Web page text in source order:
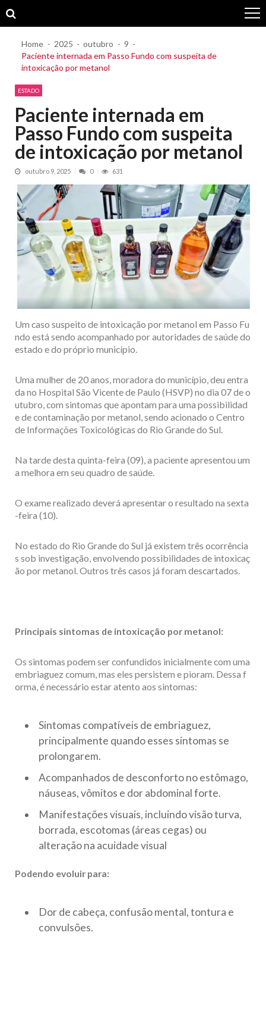
to
to
Home 2025 outubro
9
Paciente internada em Passo Fundo com suspeita de
intoxicação por metanol
ESTADO
Paciente internada em
Passo Fundo com suspeita
de intoxicação por metanol
outubro 9, 2025 0 631
Um caso suspeito de intoxicação por metanol em Passo Fu
ndo está sendo acompanhado por autoridades de saúde do
estado e do próprio município.
Uma mulher de 20 anos, moradora do município, deu entra
da no Hospital São Vicente de Paulo (HSVP) no dia 07 de o
utubro, com sintomas que apontam para uma possibilidad
e de contaminação por metanol, sendo acionado o Centro
de Informações Toxicológicas do Rio Grande do Sul.
Na tarde desta quinta-feira (09), a paciente apresentou um
a melhora em seu quadro de saúde.
O exame realizado deverá apresentar o resultado na sexta
-feira (10).
No estado do Rio Grande do Sul já existem três ocorrência
s sob investigação, envolvendo possibilidades de intoxicaç
ão por metanol. Outros três casos já foram descartados.
Principais sintomas de intoxicação por metanol:
Os sintomas podem ser confundidos inicialmente com uma
embriaguez comum, mas eles persistem e pioram. Dessa f
orma, é necessário estar atento aos sintomas:
Sintomas compatíveis de embriaguez,
principalmente quando esses sintomas se
prolongarem.
Acompanhados de desconforto no estômago,
náuseas, vômitos e dor abdominal forte.
Manifestações visuais, incluindo visão turva,
borrada, escotomas (áreas cegas) ou
alteração na acuidade visual
Podendo evoluir para:
Dor de cabeça, confusão mental, tontura e
convulsões.